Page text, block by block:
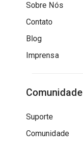
Sobre Nós
Contato
Blog
Imprensa
Comunidade
Suporte
Comunidade